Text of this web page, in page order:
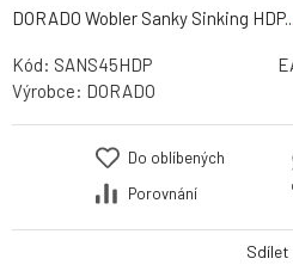
DORADO Wobler Sanky Sinking HDP...
Kód: SANS45HDP
Výrobce: DORADO
Do oblíbených
Porovnání
Sdílet